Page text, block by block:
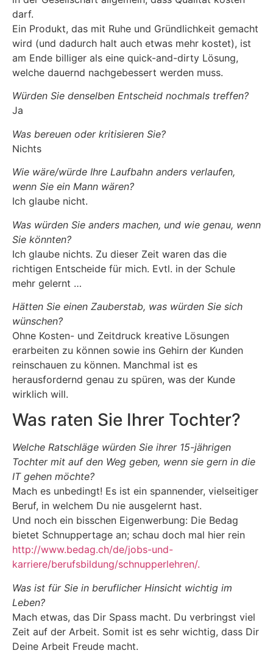
darf.
Ein Produkt, das mit Ruhe und Gründlichkeit gemacht
wird (und dadurch halt auch etwas mehr kostet), ist
am Ende billiger als eine quick-and-dirty Lösung,
welche dauernd nachgebessert werden muss.
Würden Sie denselben Entscheid nochmals treffen?
Ja
Was bereuen oder kritisieren Sie?
Nichts
Wie wäre/würde Ihre Laufbahn anders verlaufen,
wenn Sie ein Mann wären?
Ich glaube nicht.
Was würden Sie anders machen, und wie genau, wenn
Sie könnten?
Ich glaube nichts. Zu dieser Zeit waren das die
richtigen Entscheide für mich. Evtl. in der Schule
mehr gelernt …
Hätten Sie einen Zauberstab, was würden Sie sich
wünschen?
Ohne Kosten- und Zeitdruck kreative Lösungen
erarbeiten zu können sowie ins Gehirn der Kunden
reinschauen zu können. Manchmal ist es
herausfordernd genau zu spüren, was der Kunde
wirklich will.
Was raten Sie Ihrer Tochter?
Welche Ratschläge würden Sie ihrer 15-jährigen
Tochter mit auf den Weg geben, wenn sie gern in die
IT gehen möchte?
Mach es unbedingt! Es ist ein spannender, vielseitiger
Beruf, in welchem Du nie ausgelernt hast.
Und noch ein bisschen Eigenwerbung: Die Bedag
bietet Schnuppertage an; schau doch mal hier rein
http://www.bedag.ch/de/jobs-und-
karriere/berufsbildung/schnupperlehren/.
Was ist für Sie in beruflicher Hinsicht wichtig im
Leben?
Mach etwas, das Dir Spass macht. Du verbringst viel
Zeit auf der Arbeit. Somit ist es sehr wichtig, dass Dir
Deine Arbeit Freude macht.